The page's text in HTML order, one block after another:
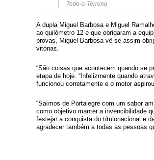
Todo-o-Terreno
A dupla Miguel Barbosa e Miguel
ao quilómetro 12 e que obrigaram a
provas, Miguel Barbosa vê-se assim
vitórias.
“São coisas que acontecem quando se
etapa de hoje. “Infelizmente quando
funcionou corretamente e o motor
“Saímos de Portalegre com um sabor
como objetivo manter a invencibilidade
festejar a conquista do títulonacional e
agradecer também a todas as pessoas